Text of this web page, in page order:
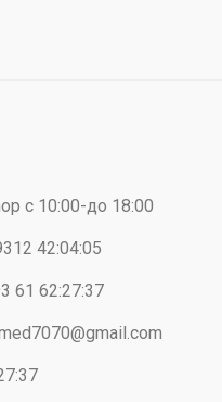
с 10:00-до 18:00
42:04:05
61 62:27:37